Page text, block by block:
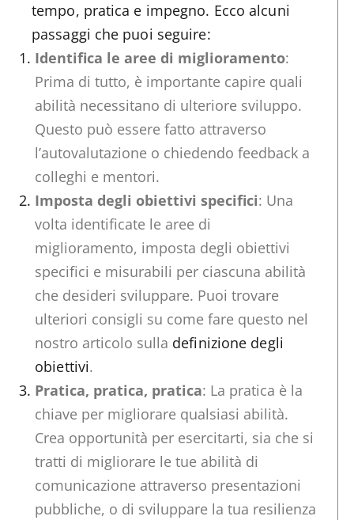
tempo, pratica e impegno. Ecco alcuni
passaggi che puoi seguire:
Identifica le aree di miglioramento:
Prima di tutto, è importante capire quali
abilità necessitano di ulteriore sviluppo.
Questo può essere fatto attraverso
l’autovalutazione o chiedendo feedback a
colleghi e mentori.
Imposta degli obiettivi specifici: Una
volta identificate le aree di
miglioramento, imposta degli obiettivi
specifici e misurabili per ciascuna abilità
che desideri sviluppare. Puoi trovare
ulteriori consigli su come fare questo nel
nostro articolo sulla definizione degli
obiettivi.
Pratica, pratica, pratica: La pratica è la
chiave per migliorare qualsiasi abilità.
Crea opportunità per esercitarti, sia che si
tratti di migliorare le tue abilità di
comunicazione attraverso presentazioni
pubbliche, o di sviluppare la tua resilienza